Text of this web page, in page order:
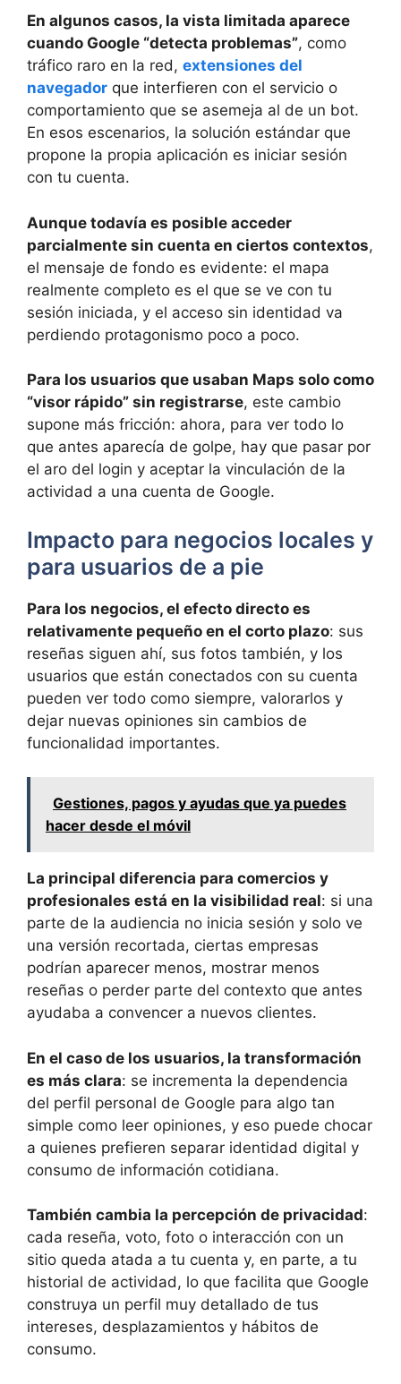
En algunos casos, la vista limitada aparece
cuando Google “detecta problemas”, como
tráfico raro en la red, extensiones del
navegador que interfieren con el servicio o
comportamiento que se asemeja al de un bot.
En esos escenarios, la solución estándar que
propone la propia aplicación es iniciar sesión
con tu cuenta.
Aunque todavía es posible acceder
parcialmente sin cuenta en ciertos contextos,
el mensaje de fondo es evidente: el mapa
realmente completo es el que se ve con tu
sesión iniciada, y el acceso sin identidad va
perdiendo protagonismo poco a poco.
Para los usuarios que usaban Maps solo como
“visor rápido” sin registrarse, este cambio
supone más fricción: ahora, para ver todo lo
que antes aparecía de golpe, hay que pasar por
el aro del login y aceptar la vinculación de la
actividad a una cuenta de Google.
Impacto para negocios locales y
para usuarios de a pie
Para los negocios, el efecto directo es
relativamente pequeño en el corto plazo: sus
reseñas siguen ahí, sus fotos también, y los
usuarios que están conectados con su cuenta
pueden ver todo como siempre, valorarlos y
dejar nuevas opiniones sin cambios de
funcionalidad importantes.
Gestiones, pagos y ayudas que ya puedes
hacer desde el móvil
La principal diferencia para comercios y
profesionales está en la visibilidad real: si una
parte de la audiencia no inicia sesión y solo ve
una versión recortada, ciertas empresas
podrían aparecer menos, mostrar menos
reseñas o perder parte del contexto que antes
ayudaba a convencer a nuevos clientes.
En el caso de los usuarios, la transformación
es más clara: se incrementa la dependencia
del perfil personal de Google para algo tan
simple como leer opiniones, y eso puede chocar
a quienes prefieren separar identidad digital y
consumo de información cotidiana.
También cambia la percepción de privacidad:
cada reseña, voto, foto o interacción con un
sitio queda atada a tu cuenta y, en parte, a tu
historial de actividad, lo que facilita que Google
construya un perfil muy detallado de tus
intereses, desplazamientos y hábitos de
consumo.